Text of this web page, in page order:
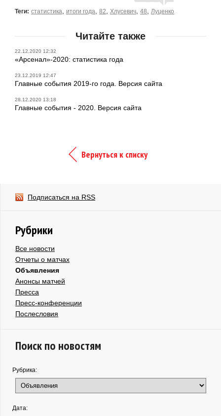
Теги: статистика итоги года 82 Хлусевич 48 Луценко
Читайте также
22.12.2020 12:32
«Арсенал»-2020: статистика года
23.12.2019 12:47
Главные события 2019-го года. Версия сайта
28.12.2020 13:18
Главные события - 2020. Версия сайта
Вернуться к списку
Подписаться на RSS
Рубрики
Все новости
Отчеты о матчах
Объявления
Анонсы матчей
Пресса
Пресс-конференции
Послесловия
Поиск по новостям
Рубрика:
Дата: